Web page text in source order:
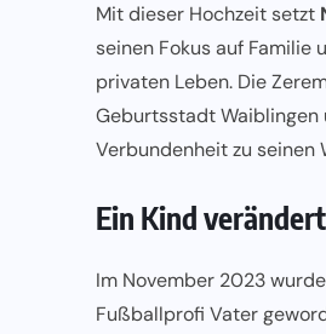
Mit dieser Hochzeit setzt
seinen Fokus auf Familie
privaten Leben. Die
Geburtsstadt
Verbundenheit zu seinen
Ein Kind
Im November 2023
Fußballprofi Vater